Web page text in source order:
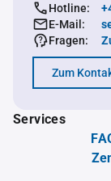
Hotline:
E-Mail:
Fragen:
Zum
Services